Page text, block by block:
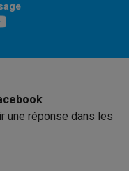
une réponse dans les